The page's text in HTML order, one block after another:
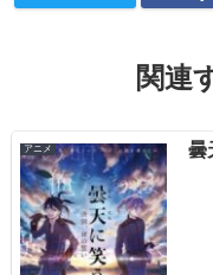
関連
アニメ 曇